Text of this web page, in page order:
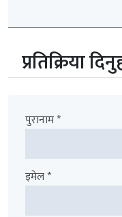
प्रतिक्रिया
पुरानाम *
इमेल *